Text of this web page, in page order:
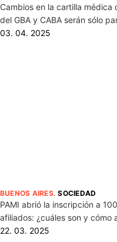
Cambios en la cartilla médica
del GBA y CABA serán sólo
03. 04. 2025
BUENOS AIRES.SOCIEDAD
PAMI abrió la inscripción a
afiliados: ¿cuáles son y cómo
22. 03. 2025